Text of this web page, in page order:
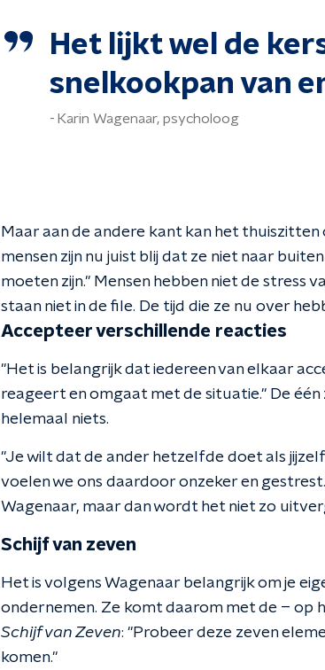
Het lijkt wel de
snelkookpan van
Karin Wagenaar, psycholoog
Maar aan de andere kant kan het
mensen zijn nu juist blij dat ze niet naar
moeten zijn." Mensen hebben niet de stress
staan niet in de file. De tijd die ze nu over
Accepteer verschillende reacties
"Het is belangrijk dat iedereen van elkaar
reageert en omgaat met de situatie." De
helemaal niets.
"Je wilt dat de ander hetzelfde doet als
voelen we ons daardoor onzeker en
Wagenaar, maar dan wordt het niet zo
Schijf van zeven
Het is volgens Wagenaar belangrijk om je
ondernemen. Ze komt daarom met de – op
Schijf van Zeven: "Probeer deze zeven
komen."